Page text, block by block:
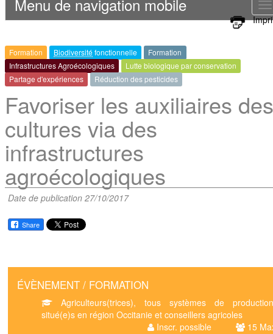
Menu de navigation mobile
Formation Biodiversitéfonctionnelle
Formation
Infrastructures Agroécologiques
Lutte biologique par conservation
Partage d'expériences
Réduction des pesticides
Favoriser les auxiliaires des
cultures via des
infrastructures
agroécologiques
Date de publication 27/10/2017
Share
ÉVÈNEMENT / FORMATION
Agriculteurs(trices), tous systèmes de
situé(e)s en région Occitanie et conseillers agricoles
15
Inscr. possible